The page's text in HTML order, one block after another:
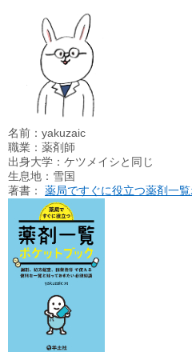
名前：yakuzaic
職業：薬剤師
出身大学：ケツメイシと同じ
生息地：雪国
著書： 薬局ですぐに役立つ薬剤一